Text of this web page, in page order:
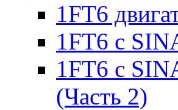
1FT6
1FT6 с
1FT6 с
(Часть 2)